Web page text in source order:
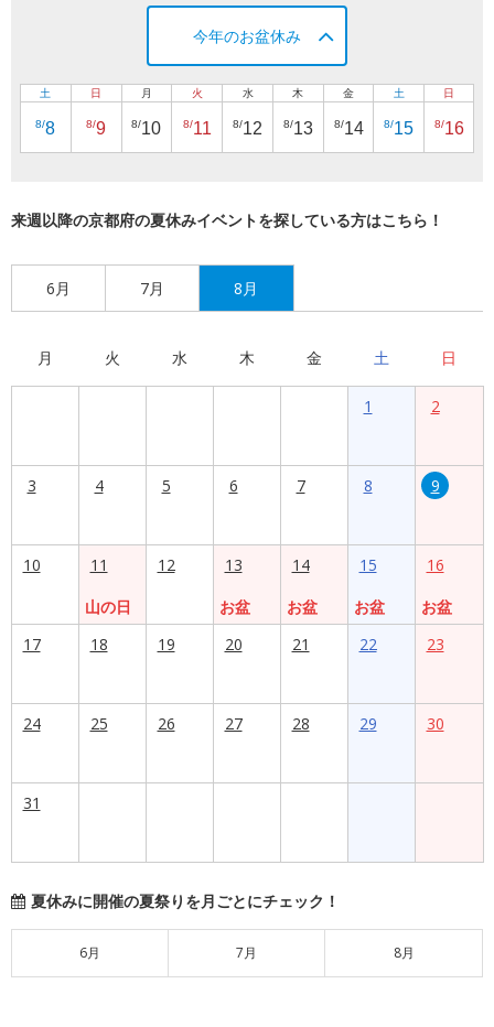
今年のお盆休み
土
8/8
日
8/9
月
8/10
火
8/11
水
8/12
木
8/13
金
8/14
土
8/15
日
8/16
来週以降の京都府の夏休みイベントを探している方はこちら！
6月 7月 8月
月 火 水 木 金 土 日
1 2
3 4 5 6 7 8 9
10
11
山の日
12
13
お盆
14
お盆
15
お盆
16
お盆
17
18 19 20 21 22 23
24 25 26 27 28 29 30
31
夏休みに開催の夏祭りを月ごとにチェック！
6月 7月 8月